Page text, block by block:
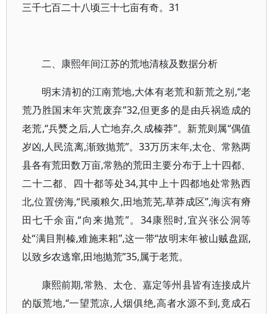
三千七百二十八顷三十七亩有奇。31
二、康熙年间江苏的荒地清核及数据分析
明末清初的江南荒地,大体有老荒和新荒之别,“老
荒乃胜国末年灾荒废弃”32,但更多的是由兵祸造成的
老荒,“兵燹之后,人亡地弃,久成榛莽”。新荒则属“偶值
岁凶,人民流离,渐致抛荒”。33万历末年,太仓、常熟两
县各有荒田数万亩,常熟的荒田主要分布于上十四都、
二十二都、四十都等处34,其中上十四都地处常熟西
北,位置傍海,“民顽粮欠,田地荒芜,草莽成区”,海滨有瘠
田七千余亩,“向来抛荒”。34康熙时,宜兴张公洞等
处“满目荆榛,难施耒耜”,这一带“故明末年被山贼盘踞,
以致乡农逃窜,田地抛荒”35,属于老荒。
康熙前期,常熟、太仓、嘉定等州县皆有连接成片
的版荒地,“一望荒凉,人烟俱绝,高者水源不到,竟成石